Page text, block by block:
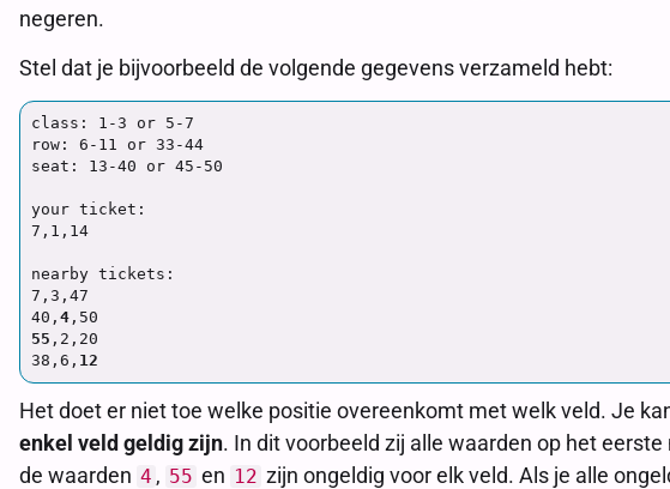
negeren.
Stel dat je bijvoorbeeld de volgende gegevens verzameld hebt:
class: 1-3 or 5-7
row: 6-11 or 33-44
seat: 13-40 or 45-50
your ticket:
7,1,14
nearby tickets:
7,3,47
40, 4
55 ,2,20
38,6, 12
Het doet er niet toe welke positie overeenkomt met welk veld. Je
enkel veld geldig zijn. In dit voorbeeld zij alle waarden op het
de waarden 4 , 55 en 12 zijn ongeldig voor elk veld. Als je alle